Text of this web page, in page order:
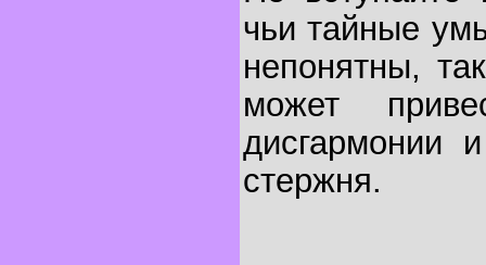
чьи тайные
непонятны,
может
дисгармонии
стержня.